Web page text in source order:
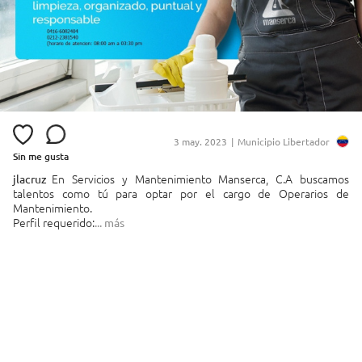
Sin me gusta
3 may. 2023 | Municipio Libertador
jlacruz En Servicios y Mantenimiento Manserca, C.A buscamos
talentos como tú para optar por el cargo de Operarios de
Mantenimiento.
Perfil requerido:... más